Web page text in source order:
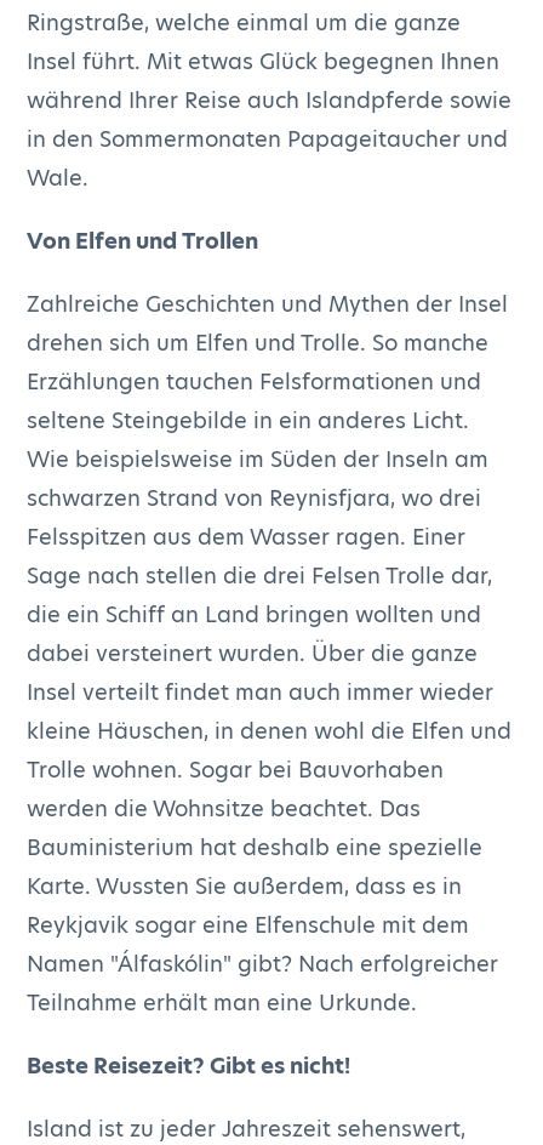
Ringstraße, welche einmal um die ganze
Insel führt. Mit etwas Glück begegnen Ihnen
während Ihrer Reise auch Islandpferde sowie
in den Sommermonaten Papageitaucher und
Wale.
Von Elfen und Trollen
Zahlreiche Geschichten und Mythen der Insel
drehen sich um Elfen und Trolle. So manche
Erzählungen tauchen Felsformationen und
seltene Steingebilde in ein anderes Licht.
Wie beispielsweise im Süden der Inseln am
schwarzen Strand von Reynisfjara, wo drei
Felsspitzen aus dem Wasser ragen. Einer
Sage nach stellen die drei Felsen Trolle dar,
die ein Schiff an Land bringen wollten und
dabei versteinert wurden. Über die ganze
Insel verteilt findet man auch immer wieder
kleine Häuschen, in denen wohl die Elfen und
Trolle wohnen. Sogar bei Bauvorhaben
werden die Wohnsitze beachtet. Das
Bauministerium hat deshalb eine spezielle
Karte. Wussten Sie außerdem, dass es in
Reykjavik sogar eine Elfenschule mit dem
Namen "Álfaskólin" gibt? Nach erfolgreicher
Teilnahme erhält man eine Urkunde.
Beste Reisezeit? Gibt es nicht!
Island ist zu jeder Jahreszeit sehenswert,